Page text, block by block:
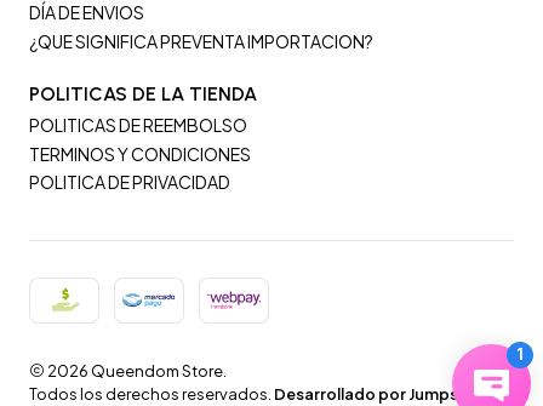
DÍA DE ENVIOS
¿QUE SIGNIFICA PREVENTA IMPORTACION?
POLITICAS DE LA TIENDA
POLITICAS DE REEMBOLSO
TERMINOS Y CONDICIONES
POLITICA DE PRIVACIDAD
2026 Queendom Store.
Todos los derechos reservados. Desarrollado por Jumpseller.